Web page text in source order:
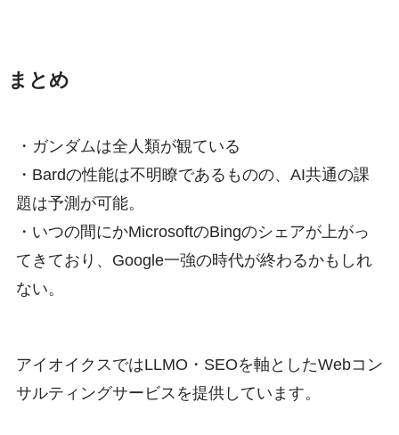
まとめ
・ガンダムは全人類が観ている
・Bardの性能は不明瞭であるものの、AI共通の課
題は予測が可能。
・いつの間にかMicrosoftのBingのシェアが上がっ
てきており、Google一強の時代が終わるかもしれ
ない。
アイオイクスではLLMO・SEOを軸としたWebコン
サルティングサービスを提供しています。